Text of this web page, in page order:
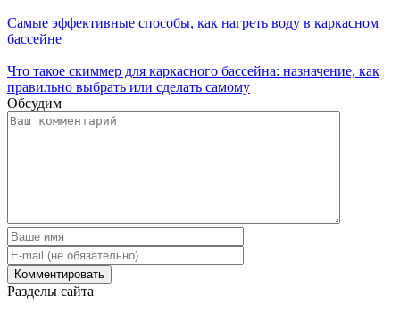
Самые эффективные способы, как нагреть воду в каркасном
бассейне
Что такое скиммер для каркасного бассейна: назначение, как
правильно выбрать или сделать самому
Обсудим
Разделы сайта